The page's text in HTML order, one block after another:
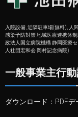
入院設備, 近隣駐車場(無料), 人
感染予防対策 地域医療連携体
政法人国立病院機構 静岡医療
人社団宏和会 岡村記念病院)
一般事業主行
ダウンロード： PDFデ